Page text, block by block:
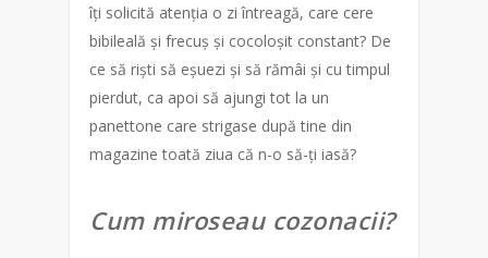
îți solicită atenția o zi întreagă, care cere
bibileală și frecuș și cocoloșit constant? De
ce să riști să eșuezi și să rămâi și cu timpul
pierdut, ca apoi să ajungi tot la un
panettone care strigase după tine din
magazine toată ziua că n-o să-ți iasă?
Cum miroseau cozonacii?